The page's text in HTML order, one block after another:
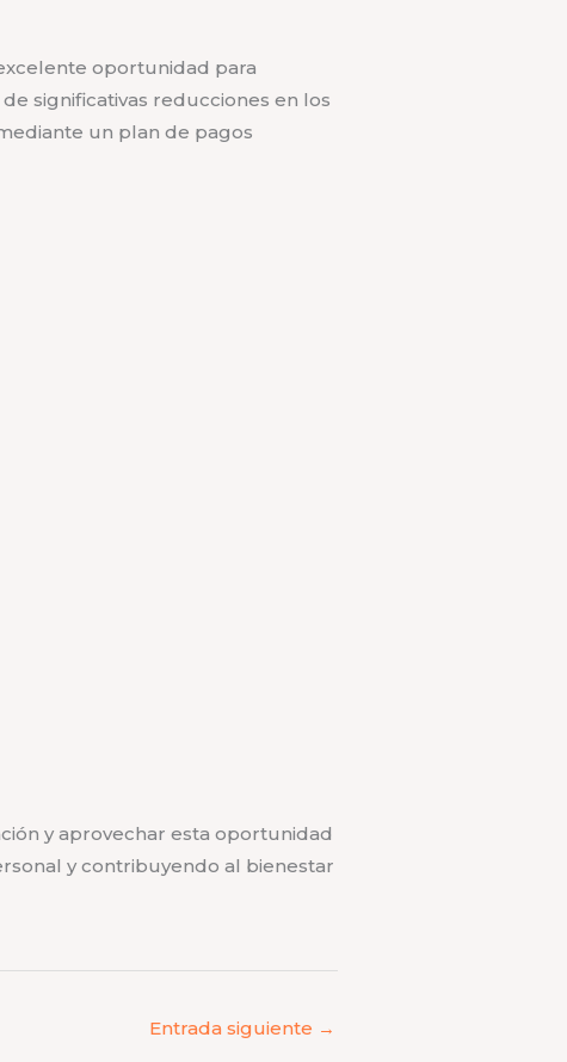
oportunidad para
significativas reducciones en los
un plan de pagos
y aprovechar esta oportunidad
y contribuyendo al bienestar
Entrada siguiente →